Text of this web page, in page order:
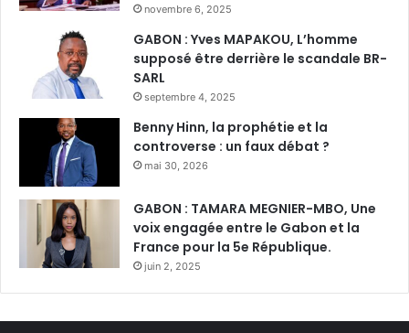
novembre 6, 2025
GABON : Yves MAPAKOU, L’homme
supposé être derrière le scandale BR-
SARL
septembre 4, 2025
Benny Hinn, la prophétie et la
controverse : un faux débat ?
mai 30, 2026
GABON : TAMARA MEGNIER-MBO, Une
voix engagée entre le Gabon et la
France pour la 5e République.
juin 2, 2025